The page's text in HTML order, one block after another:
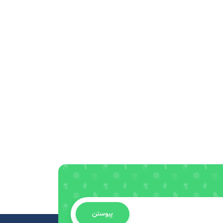
پیوستن